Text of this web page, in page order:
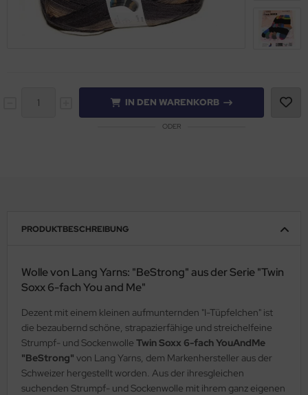
IN DEN WARENKORB
ODER
PRODUKTBESCHREIBUNG
Wolle von Lang Yarns: "BeStrong" aus der Serie "Twin
Soxx 6-fach You and Me"
Dezent mit einem kleinen aufmunternden "I-Tüpfelchen" ist
die bezaubernd schöne, strapazierfähige und streichelfeine
Strumpf- und Sockenwolle Twin Soxx 6-fach YouAndMe
"BeStrong" von Lang Yarns, dem Markenhersteller aus der
Schweizer hergestellt worden. Aus der ihresgleichen
suchenden Strumpf- und Sockenwolle mit ihrem ganz eigenen